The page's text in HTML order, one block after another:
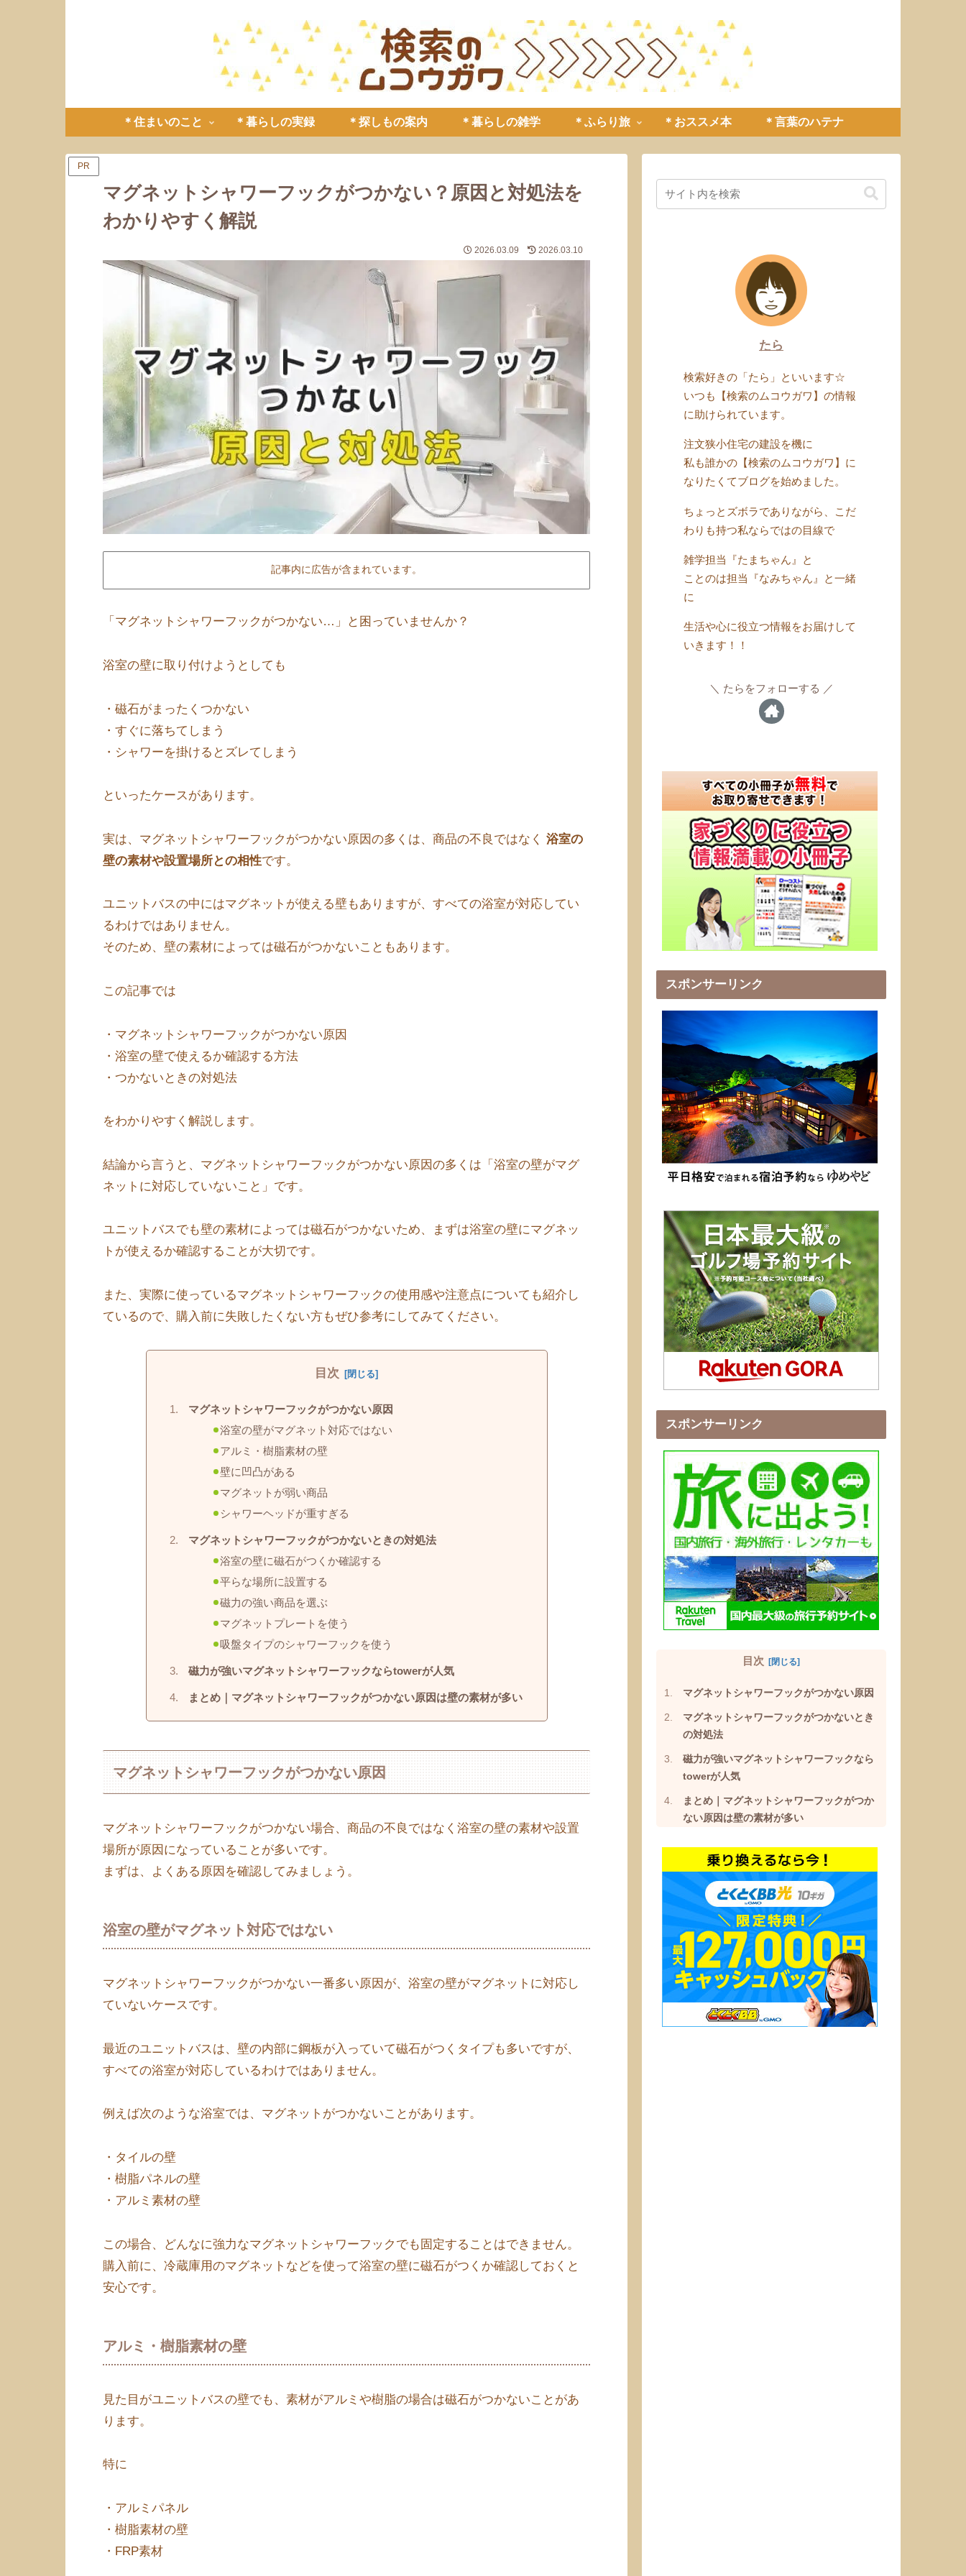
＊住まいのこと ＊暮らしの実録 ＊探しもの案内 ＊暮らしの雑学 ＊ふらり旅 ＊おススメ本 ＊言葉のハテナ
PR
マグネットシャワーフックがつかない？原因と対処法を
わかりやすく解説
2026.03.09 2026.03.10
記事内に広告が含まれています。
「マグネットシャワーフックがつかない…」と困っていませんか？
浴室の壁に取り付けようとしても
・磁石がまったくつかない
・すぐに落ちてしまう
・シャワーを掛けるとズレてしまう
といったケースがあります。
実は、マグネットシャワーフックがつかない原因の多くは、商品の不良ではなく 浴室の
壁の素材や設置場所との相性です。
ユニットバスの中にはマグネットが使える壁もありますが、すべての浴室が対応してい
るわけではありません。
そのため、壁の素材によっては磁石がつかないこともあります。
この記事では
・マグネットシャワーフックがつかない原因
・浴室の壁で使えるか確認する方法
・つかないときの対処法
をわかりやすく解説します。
結論から言うと、マグネットシャワーフックがつかない原因の多くは「浴室の壁がマグ
ネットに対応していないこと」です。
ユニットバスでも壁の素材によっては磁石がつかないため、まずは浴室の壁にマグネッ
トが使えるか確認することが大切です。
また、実際に使っているマグネットシャワーフックの使用感や注意点についても紹介し
ているので、購入前に失敗したくない方もぜひ参考にしてみてください。
目次
マグネットシャワーフックがつかない原因
浴室の壁がマグネット対応ではない
アルミ・樹脂素材の壁
壁に凹凸がある
マグネットが弱い商品
シャワーヘッドが重すぎる
マグネットシャワーフックがつかないときの対処法
浴室の壁に磁石がつくか確認する
平らな場所に設置する
磁力の強い商品を選ぶ
マグネットプレートを使う
吸盤タイプのシャワーフックを使う
磁力が強いマグネットシャワーフックならtowerが人気
まとめ｜マグネットシャワーフックがつかない原因は壁の素材が多い
マグネットシャワーフックがつかない原因
マグネットシャワーフックがつかない場合、商品の不良ではなく浴室の壁の素材や設置
場所が原因になっていることが多いです。
まずは、よくある原因を確認してみましょう。
浴室の壁がマグネット対応ではない
マグネットシャワーフックがつかない一番多い原因が、浴室の壁がマグネットに対応し
ていないケースです。
最近のユニットバスは、壁の内部に鋼板が入っていて磁石がつくタイプも多いですが、
すべての浴室が対応しているわけではありません。
例えば次のような浴室では、マグネットがつかないことがあります。
・タイルの壁
・樹脂パネルの壁
・アルミ素材の壁
この場合、どんなに強力なマグネットシャワーフックでも固定することはできません。
購入前に、冷蔵庫用のマグネットなどを使って浴室の壁に磁石がつくか確認しておくと
安心です。
アルミ・樹脂素材の壁
見た目がユニットバスの壁でも、素材がアルミや樹脂の場合は磁石がつかないことがあ
ります。
特に
・アルミパネル
・樹脂素材の壁
・FRP素材
たら
検索好きの「たら」といいます☆
いつも【検索のムコウガワ】の情報
に助けられています。
注文狭小住宅の建設を機に
私も誰かの【検索のムコウガワ】に
なりたくてブログを始めました。
ちょっとズボラでありながら、こだ
わりも持つ私ならではの目線で
雑学担当『たまちゃん』と
ことのは担当『なみちゃん』と一緒
に
生活や心に役立つ情報をお届けして
いきます！！
たらをフォローする
スポンサーリンク
スポンサーリンク
目次
マグネットシャワーフックがつかない原因
マグネットシャワーフックがつかないとき
の対処法
磁力が強いマグネットシャワーフックなら
towerが人気
まとめ｜マグネットシャワーフックがつか
ない原因は壁の素材が多い